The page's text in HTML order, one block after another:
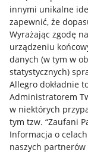
innymi unikalne
zapewnić, że
Wyrażając zgodę
urządzeniu
danych (w tym w
statystycznych)
Allegro dokładnie
Administratorem
w niektórych
tym tzw. “Zaufani
Informacja o
naszych
Przydatne